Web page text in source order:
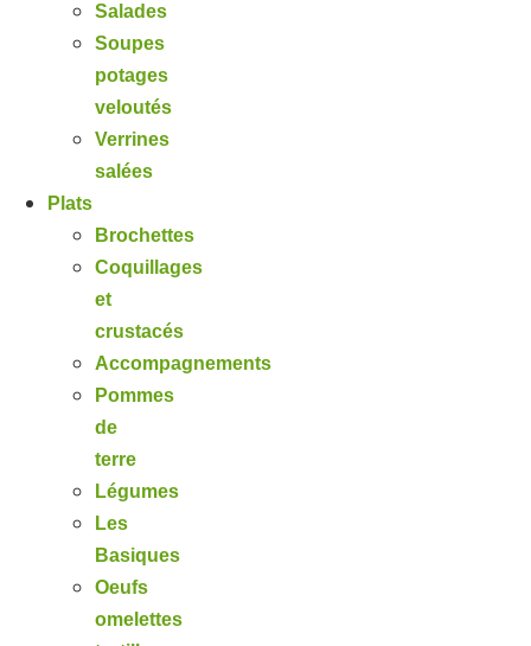
Salades
Soupes
potages
veloutés
Verrines
salées
Plats
Brochettes
Coquillages
et
crustacés
Accompagnements
Pommes
de
terre
Légumes
Les
Basiques
Oeufs
omelettes